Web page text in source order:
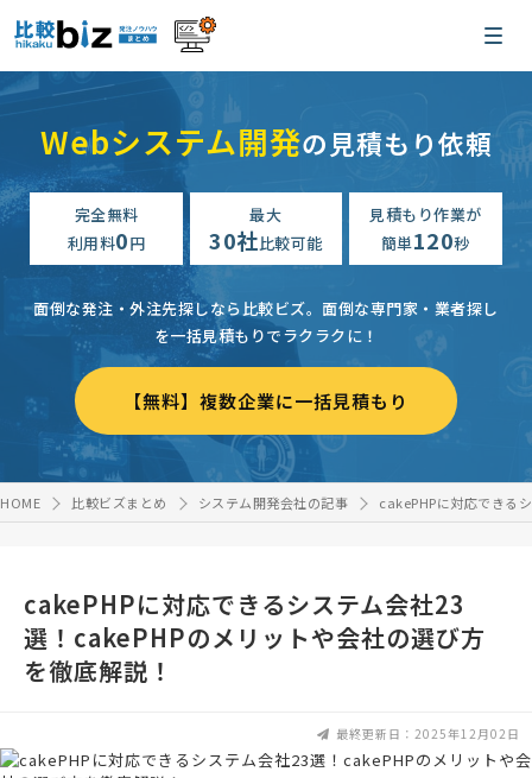
Webシステム開発の見積もり依頼
完全無料
利用料0円
最大
30社比較可能
見積もり作業が
簡単120秒
面倒な発注・外注先探しなら比較ビズ。 面倒な専門家・業者探し
を一括見積もりでラクラクに！
【無料】複数企業に一括見積もり
HOME 比較ビズまとめ システム開発会社の記事 cakePHPに対応できる
cakePHPに対応できるシステム会社23
選！cakePHPのメリットや会社の選び方
を徹底解説！
最終更新日：2025年12月02日